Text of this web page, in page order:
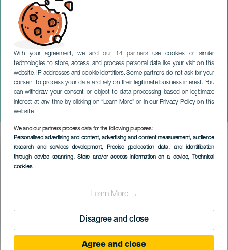
With your agreement, we andour 14 partnersuse cookies or similar
technologies to store, access, and process personal data like your visit on this
website, IP addresses and cookie identifiers. Some partners do not ask for your
consent to process your data and rely on their legitimate business interest. You
can withdraw your consent or object to data processing based on legitimate
interest at any time by clicking on “Learn More” or in our Privacy Policy on this
website.
We and our partners process data for the following purposes:
Personalised advertising and content, advertising and content measurement, audience
research and services development, Precise geolocation data, and identification
through device scanning, Store and/or access information on a device, Technical
cookies
Learn More →
Disagree and close
Agree and close
Carmen-festligheter i Teguise
LANZAROTE
Imagen
Listado